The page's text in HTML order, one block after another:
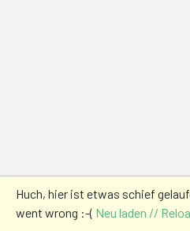
Huch, hier ist etwas schief
went wrong :-( Neu laden //